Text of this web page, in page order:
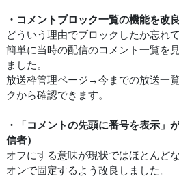
・コメントブロック一覧の機能を改
どういう理由でブロックしたか忘れ
簡単に当時の配信のコメント一覧を
ました。
放送枠管理ページ→今までの放送一
クから確認できます。
・「コメントの先頭に番号を表示」
信者）
オフにする意味が現状ではほとんど
オンで固定するよう改良しました。